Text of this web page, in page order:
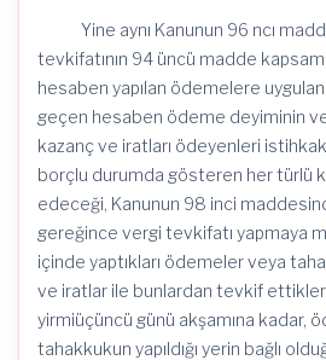
Yine aynı Kanunun 96 ncı
tevkifatının 94 üncü madde
hesaben yapılan ödemelere
geçen hesaben ödeme deyiminin
kazanç ve iratları ödeyenleri
borçlu durumda gösteren her türlü
edeceği, Kanunun 98 inci
gereğince vergi tevkifatı yapmaya
içinde yaptıkları ödemeler veya
ve iratlar ile bunlardan tevkif
yirmiüçüncü günü akşamına kadar,
tahakkukun yapıldığı yerin bağlı